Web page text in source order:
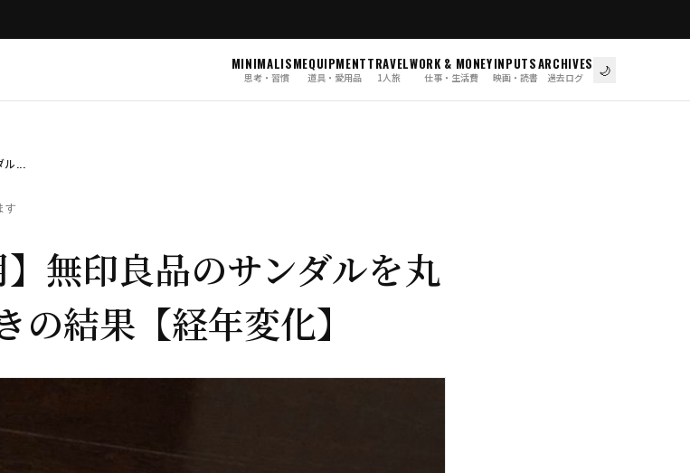
MINIMALISM
思考・習慣
EQUIPMENT
道具・愛用品
TRAVEL
1人旅
WORK & MONEY
仕事・生活費
INPUTS
映画・読書
ARCHIVES
過去ログ 🌙
ル...
す
】無印良品のサンダルを丸
の結果【経年変化】